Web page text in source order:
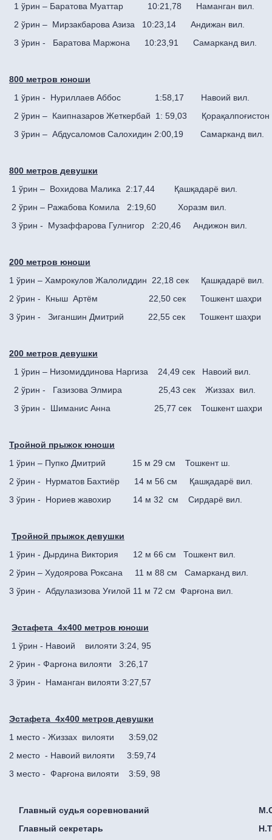
1 ўрин – Баратова Муаттар 10:21,78 Наманган вил.
2 ўрин – Мирзакбарова Азиза 10:23,14 Андижан вил.
3 ўрин - Баратова Маржона 10:23,91 Самарканд вил.
800 метров юноши
1 ўрин - Нуриллаев Аббос 1:58,17 Навоий вил.
2 ўрин – Каипназаров Жеткербай 1: 59,03 Қорақалпоғистон
3 ўрин – Абдусаломов Салохидин 2:00,19 Самарканд
800 метров девушки
1 ўрин – Вохидова Малика 2:17,44 Қашқадарё вил.
2 ўрин – Ражабова Комила 2:19,60 Хоразм вил.
3 ўрин - Музаффарова Гулнигор 2:20,46 Андижон вил.
200 метров юноши
1 ўрин – Хамрокулов Жалолиддин 22,18 сек Қашқадарё
2 ўрин - Кныш Артём 22,50 сек Тошкент шаҳри
3 ўрин - Зиганшин Дмитрий 22,55 сек Тошкент шаҳри
200 метров девушки
1 ўрин – Низомиддинова Наргиза 24,49 сек Навоий вил.
2 ўрин - Газизова Элмира 25,43 сек Жиззах вил.
3 ўрин - Шиманис Анна 25,77 сек Тошкент шаҳри
Тройной прыжок юноши
1 ўрин – Пупко Дмитрий 15 м 29 см Тошкент ш.
2 ўрин - Нурматов Бахтиёр 14 м 56 см Қашқадарё вил.
3 ўрин - Нориев жавохир 14 м 32 см Сирдарё вил.
Тройной прыжок девушки
1 ўрин - Дырдина Виктория 12 м 66 см Тошкент вил.
2 ўрин – Худоярова Роксана 11 м 88 см Самарканд вил.
3 ўрин - Абдулазизова Уғилой 11 м 72 см Фарғона вил.
Эстафета 4х400 метров юноши
1 ўрин - Навоий вилояти 3:24, 95
2 ўрин - Фарғона вилояти 3:26,17
3 ўрин - Наманган вилояти 3:27,57
Эстафета 4х400 метров девушки
1 место - Жиззах вилояти 3:59,02
2 место - Навоий вилояти 3:59,74
3 место - Фарғона вилояти 3:59, 98
Главный судья соревнований
Главный секретарь